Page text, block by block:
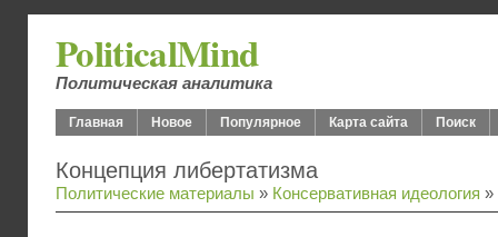
PoliticalMind
Политическая аналитика
Главная Новое Популярное Карта сайта Поиск
Концепция либертатизма
Политические материалы » Консервативная идеология »